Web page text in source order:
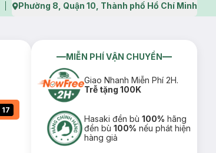
Map icon
Phường 8, Quận 10, Thành phố Hồ Chí Minh
16
MIỄN PHÍ VẬN CHUYỂN
Giao Nhanh Miễn Phí 2H.
Trễ tặng 100K
Hasaki đền bù100% hãng
đền bù100% nếu phát hiện
hàng giả